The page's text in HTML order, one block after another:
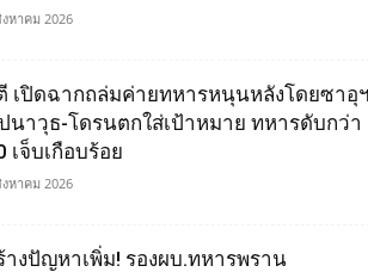
หาคม 2026
เปิดฉากถล่มค่ายทหารหนุนหลังโดยซาอุฯ
นาวุธ-โดรนตกใส่เป้าหมาย ทหารดับกว่า
เจ็บเกือบร้อย
หาคม 2026
างปัญหาเพิ่ม! รองผบ.ทหารพราน